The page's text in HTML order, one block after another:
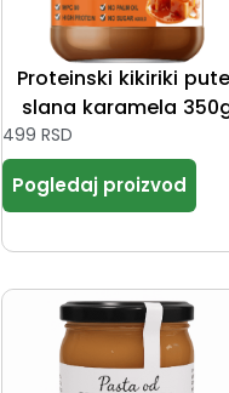
Proteinski kikiriki
slana karamela
499 RSD